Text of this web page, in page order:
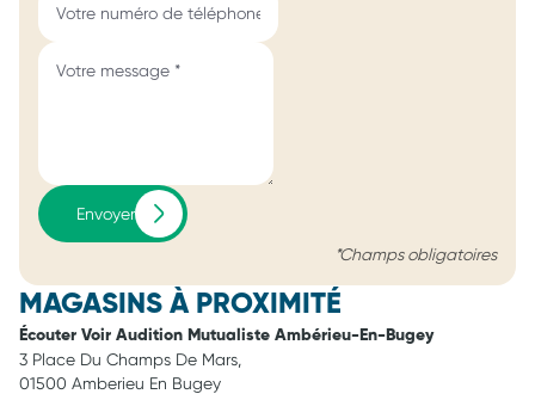
Envoyer
*Champs obligatoires
MAGASINS À PROXIMITÉ
Écouter Voir Audition Mutualiste Ambérieu-En-Bugey
3 Place Du Champs De Mars,
01500 Amberieu En Bugey